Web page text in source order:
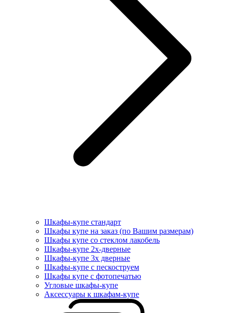
Шкафы-купе стандарт
Шкафы купе на заказ (по Вашим размерам)
Шкафы купе со стеклом лакобель
Шкафы-купе 2х-дверные
Шкафы-купе 3х дверные
Шкафы-купе с пескоструем
Шкафы купе с фотопечатью
Угловые шкафы-купе
Аксессуары к шкафам-купе